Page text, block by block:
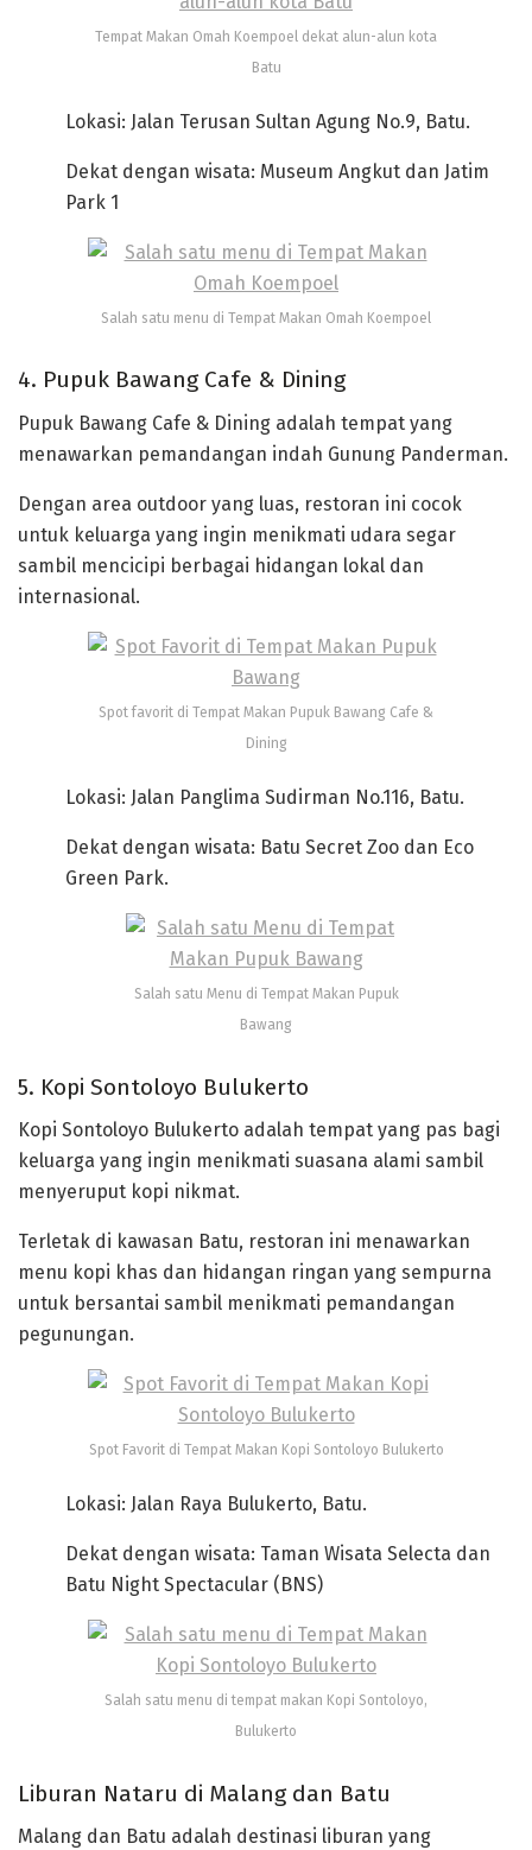
Tempat Makan Omah Koempoel dekat alun-alun kota
Batu
Lokasi: Jalan Terusan Sultan Agung No.9, Batu.
Dekat dengan wisata: Museum Angkut dan Jatim
Park 1
Salah satu menu di Tempat Makan Omah Koempoel
4. Pupuk Bawang Cafe & Dining
Pupuk Bawang Cafe & Dining adalah tempat yang
menawarkan pemandangan indah Gunung Panderman.
Dengan area outdoor yang luas, restoran ini cocok
untuk keluarga yang ingin menikmati udara segar
sambil mencicipi berbagai hidangan lokal dan
internasional.
Spot favorit di Tempat Makan Pupuk Bawang Cafe &
Dining
Lokasi: Jalan Panglima Sudirman No.116, Batu.
Dekat dengan wisata: Batu Secret Zoo dan Eco
Green Park.
Salah satu Menu di Tempat Makan Pupuk
Bawang
5. Kopi Sontoloyo Bulukerto
Kopi Sontoloyo Bulukerto adalah tempat yang pas bagi
keluarga yang ingin menikmati suasana alami sambil
menyeruput kopi nikmat.
Terletak di kawasan Batu, restoran ini menawarkan
menu kopi khas dan hidangan ringan yang sempurna
untuk bersantai sambil menikmati pemandangan
pegunungan.
Spot Favorit di Tempat Makan Kopi Sontoloyo Bulukerto
Lokasi: Jalan Raya Bulukerto, Batu.
Dekat dengan wisata: Taman Wisata Selecta dan
Batu Night Spectacular (BNS)
Salah satu menu di tempat makan Kopi Sontoloyo,
Bulukerto
Liburan Nataru di Malang dan Batu
Malang dan Batu adalah destinasi liburan yang